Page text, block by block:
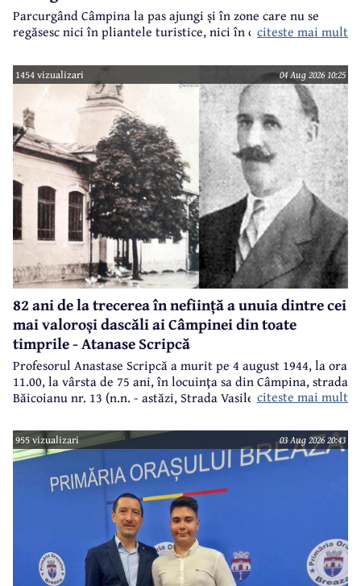
Parcurgând Câmpina la pas ajungi și în zone care nu se
regăsesc nici în pliantele turistice, nici în cele.. electorale.
citeste mai mult
1454 vizualizari 04 Aug 2026 10:25
82 ani de la trecerea în neființă a unuia dintre cei
mai valoroși dascăli ai Câmpinei din toate
timprile - Atanase Scripcă
Profesorul Anastase Scripcă a murit pe 4 august 1944, la ora
11.00, la vârsta de 75 ani, în locuinţa sa din Câmpina, strada
Băicoianu nr. 13 (n.n. - astăzi, Strada Vasile Alecsandri).
Ulterior, meşterul popular Nicolae Goage aşează aici, în
memoria sa şi a soţiei, Maria Scripcă, o troiţă din lemn
sculptat,care astăzi, din păcate, nu mai există.
citeste mai mult
955 vizualizari 03 Aug 2026 20:43